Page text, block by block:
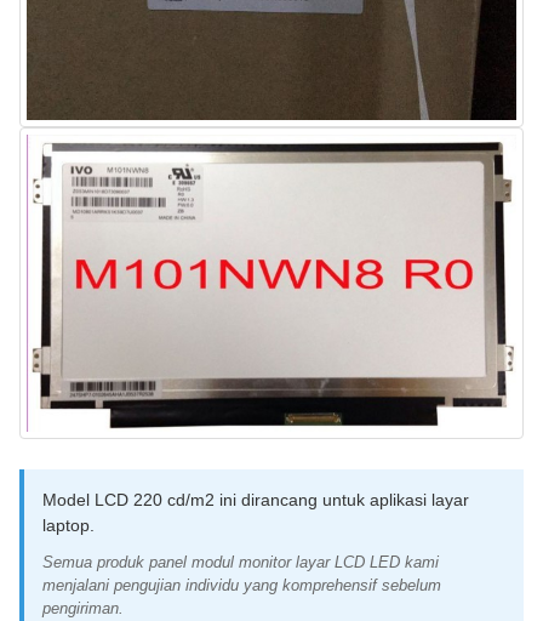
Model LCD 220 cd/m2 ini dirancang untuk aplikasi layar
laptop.
Semua produk panel modul monitor layar LCD LED kami
menjalani pengujian individu yang komprehensif sebelum
pengiriman.